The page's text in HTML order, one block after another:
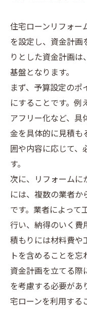
住宅ローンリフォー
を設定し、資金計
りとした資金計画
基盤となります。
まず、予算設定の
にすることです。例
アフリー化など、具
金を具体的に見積も
囲や内容に応じて、
す。
次に、リフォームに
には、複数の業者
です。業者によって
行い、納得のいく費
積もりには材料費や
トを含めることを忘
資金計画を立てる
を考慮する必要が
宅ローンを利用する